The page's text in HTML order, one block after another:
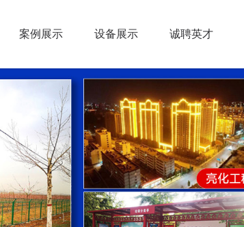
案例展示 设备展示 诚聘英才